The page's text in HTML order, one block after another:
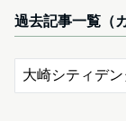
過去記事一覧（